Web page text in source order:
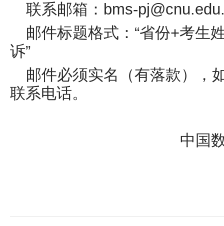
联系邮箱：bms-
邮件标题格式：“省份+考生
诉”
邮件必须实名（有落款），
联系电话。
中国